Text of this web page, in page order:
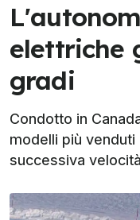
elettriche
gradi
Condotto in
modelli più venduti
successiva